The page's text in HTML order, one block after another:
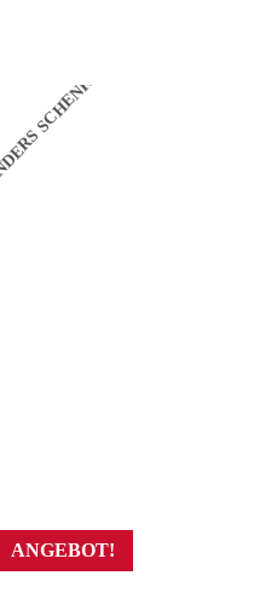
ANDERS SCHENKEN
ANGEBOT!